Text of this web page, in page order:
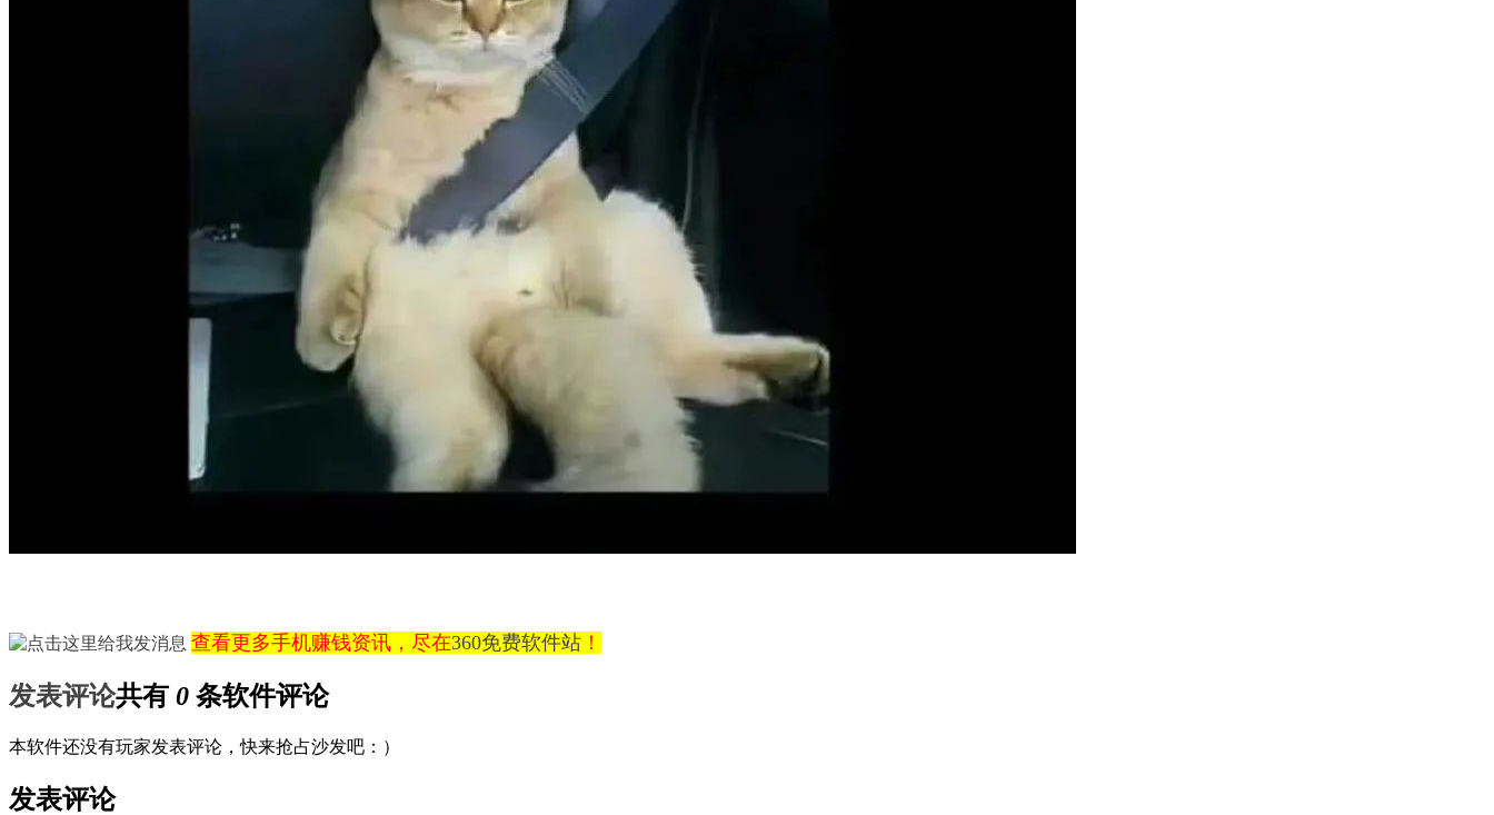
查看更多手机赚钱资讯，尽在360免费软件站 ！
发表评论共有 0 条软件评论
本软件还没有玩家发表评论，快来抢占沙发吧：）
发表评论